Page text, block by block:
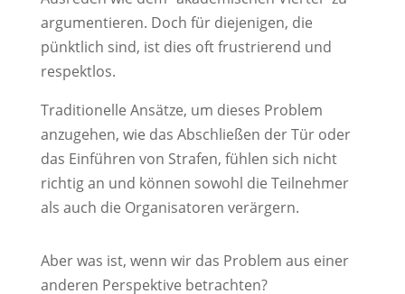
argumentieren. Doch für diejenigen, die
pünktlich sind, ist dies oft frustrierend und
respektlos.
Traditionelle Ansätze, um dieses Problem
anzugehen, wie das Abschließen der Tür oder
das Einführen von Strafen, fühlen sich nicht
richtig an und können sowohl die Teilnehmer
als auch die Organisatoren verärgern.
Aber was ist, wenn wir das Problem aus einer
anderen Perspektive betrachten?